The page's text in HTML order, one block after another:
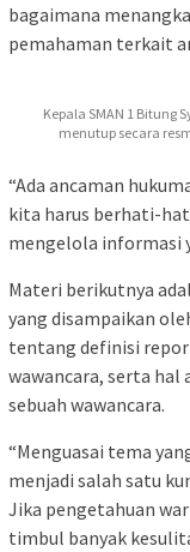
bagaimana
pemahaman terkait
Kepala SMAN 1 Bitung
menutup secara
“Ada ancaman
kita harus berhati-
mengelola informasi
Materi berikutnya
yang disampaikan
tentang definisi
wawancara, serta hal
sebuah wawancara.
“Menguasai tema
menjadi salah satu
Jika pengetahuan
timbul banyak